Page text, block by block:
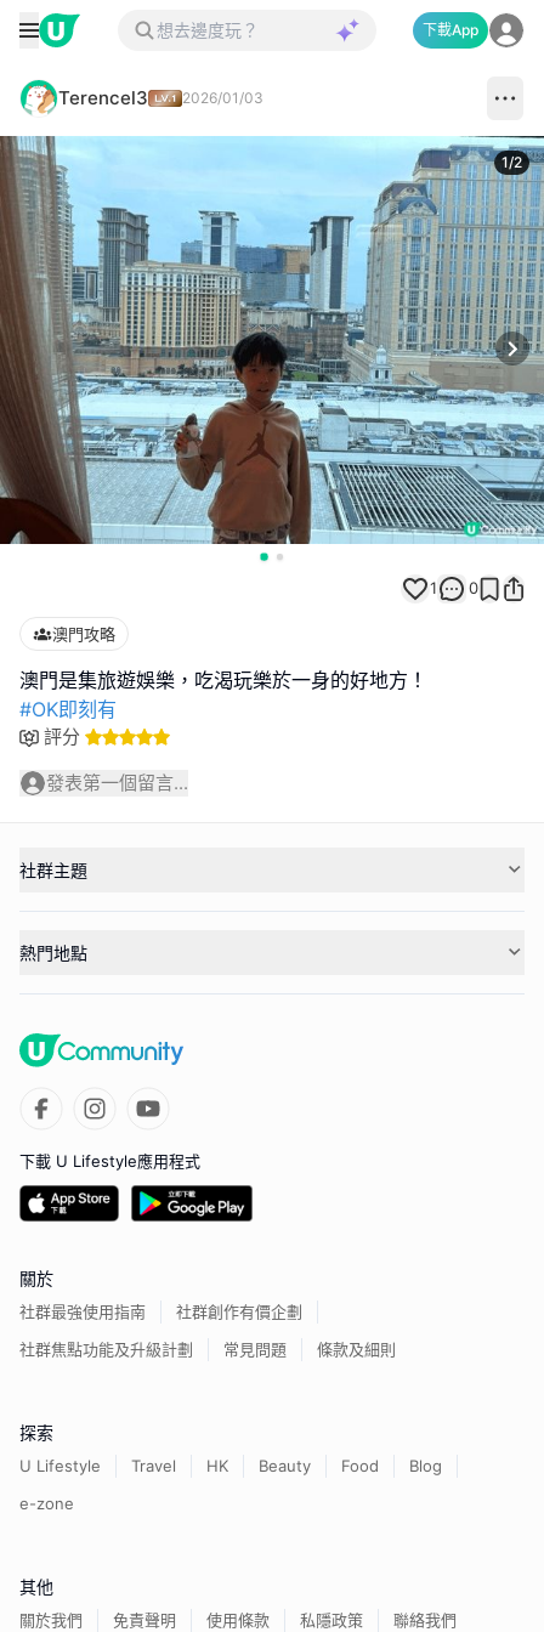
下載App
Terencel3 2026/01/03
1/2
1 0
澳門攻略
#OK即刻有
評分
發表第一個留言...
社群主題
熱門地點
下載 U Lifestyle應用程式
關於
社群最強使用指南
社群創作有價企劃
社群焦點功能及升級計劃
常見問題 條款及細則
探索
U Lifestyle Travel HK Beauty Food
Blog
e-zone
其他
關於我們 免責聲明 使用條款 私隱政策 聯絡我們